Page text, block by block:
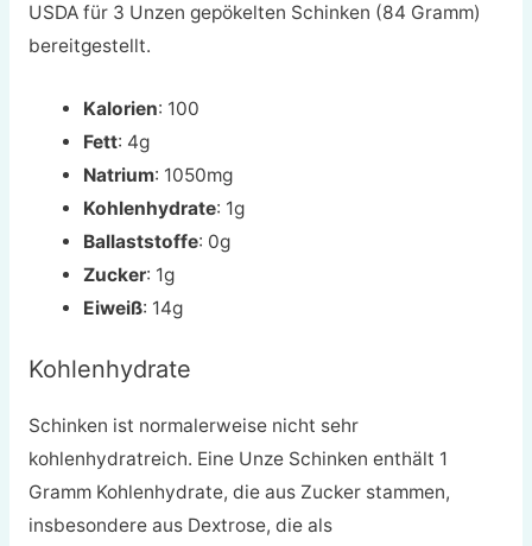
USDA für 3 Unzen gepökelten Schinken (84 Gramm)
bereitgestellt.
Kalorien: 100
Fett: 4g
Natrium: 1050mg
Kohlenhydrate: 1g
Ballaststoffe: 0g
Zucker: 1g
Eiweiß: 14g
Kohlenhydrate
Schinken ist normalerweise nicht sehr
kohlenhydratreich. Eine Unze Schinken enthält 1
Gramm Kohlenhydrate, die aus Zucker stammen,
insbesondere aus Dextrose, die als